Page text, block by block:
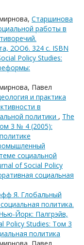
Старшинова
работы в
2ОО6. 324 с. ISBN
Policy Studies:
Павел
и практика
в
политики , The
3 № 4 (2005):
социальной
of Social Policy
социальная
Я. Глобальный
политика.
Йорк: Палгрэйв,
Policy Studies: Том 3
политика